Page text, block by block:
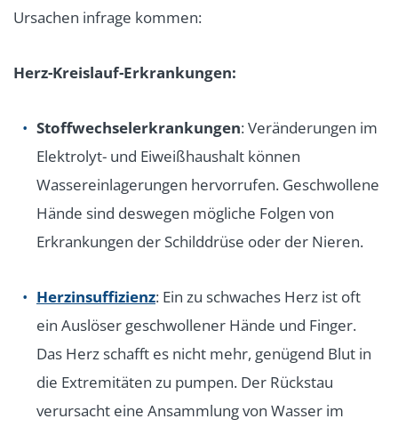
Ursachen infrage kommen:
Herz-Kreislauf-Erkrankungen:
Stoffwechselerkrankungen: Veränderungen im
Elektrolyt- und Eiweißhaushalt können
Wassereinlagerungen hervorrufen. Geschwollene
Hände sind deswegen mögliche Folgen von
Erkrankungen der Schilddrüse oder der Nieren.
Herzinsuffizienz: Ein zu schwaches Herz ist oft
ein Auslöser geschwollener Hände und Finger.
Das Herz schafft es nicht mehr, genügend Blut in
die Extremitäten zu pumpen. Der Rückstau
verursacht eine Ansammlung von Wasser im